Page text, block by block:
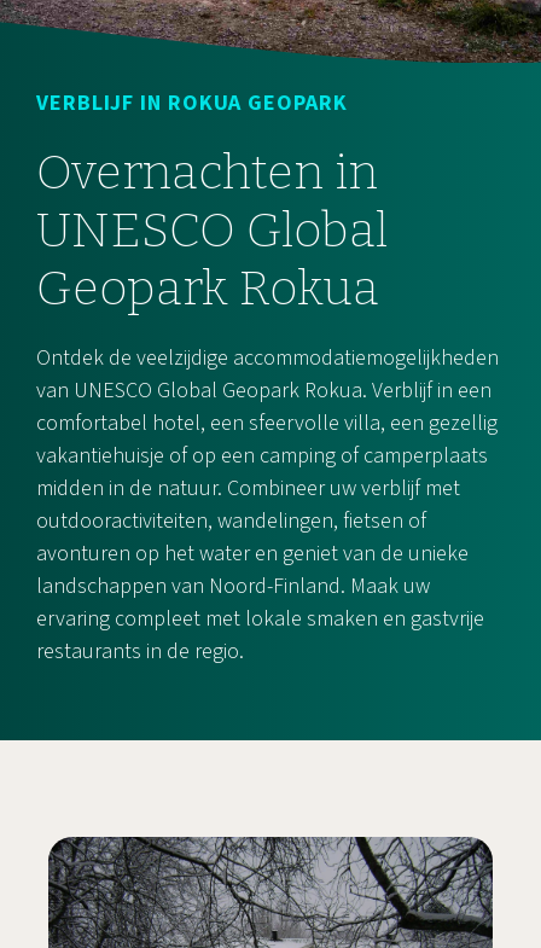
VERBLIJF IN ROKUA GEOPARK
Overnachten in
UNESCO Global
Geopark Rokua
Ontdek de veelzijdige accommodatiemogelijkheden
van UNESCO Global Geopark Rokua. Verblijf in een
comfortabel hotel, een sfeervolle villa, een gezellig
vakantiehuisje of op een camping of camperplaats
midden in de natuur. Combineer uw verblijf met
outdooractiviteiten, wandelingen, fietsen of
avonturen op het water en geniet van de unieke
landschappen van Noord-Finland. Maak uw
ervaring compleet met lokale smaken en gastvrije
restaurants in de regio.